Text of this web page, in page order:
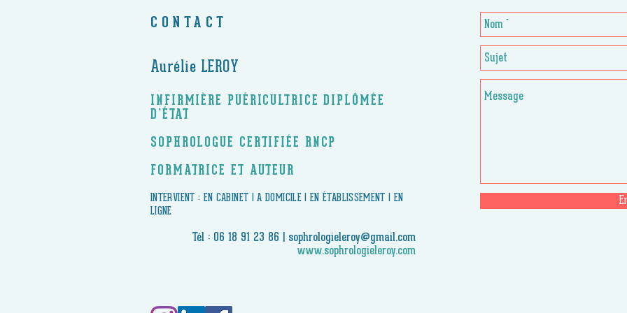
CONTACT
Aurélie LEROY
INFIRMIÈRE PUÉRICULTRICE DIPLÔMÉE
D’ÉTAT
SOPHROLOGUE CERTIFIÉE RNCP
FORMATRICE ET AUTEUR
​INTERVIENT : EN CABINET | A DOMICILE | EN ÉTABLISSEMENT | EN
LIGNE
Tél : 06 18 91 23 86 | sophrologieleroy@gmail.com
www.sophrologieleroy.com